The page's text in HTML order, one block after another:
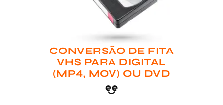
CONVERSÃO DE FITA
VHS PARA DIGITAL
(MP4, MOV) OU DVD